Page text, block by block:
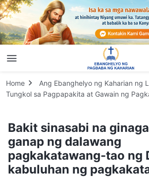
Home Ang Ebanghelyo ng Kaharian ng
Tungkol sa Pagpapakita at Gawain ng
Bakit sinasabi na
ganap ng dalawang
pagkakatawang-tao ng
kabuluhan ng